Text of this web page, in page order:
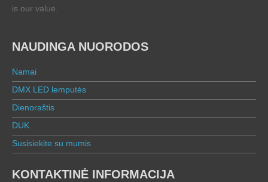
is our value.
NAUDINGA NUORODOS
Namai
DMX LED lemputės
Dienoraštis
DUK
Susisiekite su mumis
KONTAKTINĖ INFORMACIJA